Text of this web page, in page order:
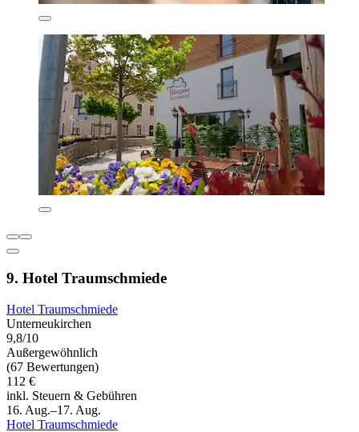
9. Hotel Traumschmiede
Hotel Traumschmiede
Unterneukirchen
9,8/10
Außergewöhnlich
(67 Bewertungen)
112 €
inkl. Steuern & Gebühren
16. Aug.–17. Aug.
Hotel Traumschmiede